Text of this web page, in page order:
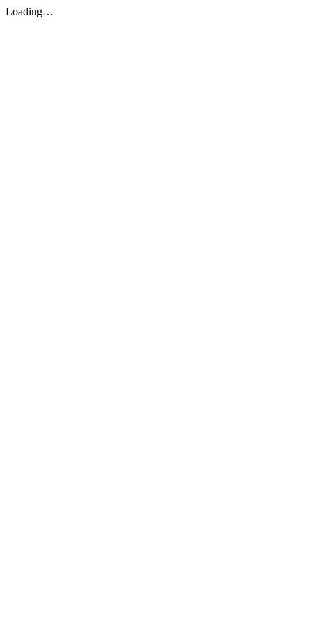
Loading…